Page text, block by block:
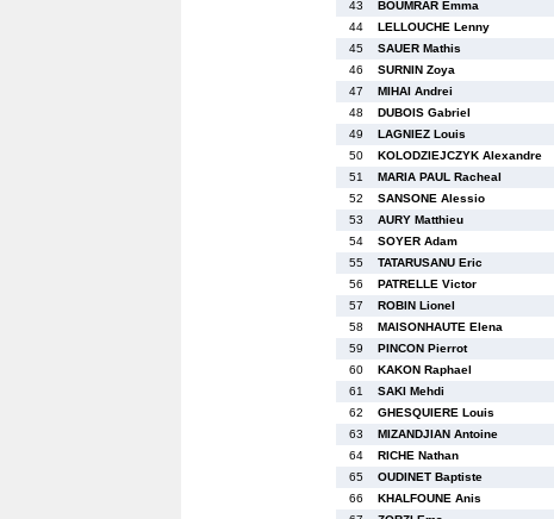
43
BOUMRAR Emma
44
LELLOUCHE Lenny
45
SAUER Mathis
46
SURNIN Zoya
47
MIHAI Andrei
48
DUBOIS Gabriel
49
LAGNIEZ Louis
50
KOLODZIEJCZYK Alexandre
51
MARIA PAUL Racheal
52
SANSONE Alessio
53
AURY Matthieu
54
SOYER Adam
55
TATARUSANU Eric
56
PATRELLE Victor
57
ROBIN Lionel
58
MAISONHAUTE Elena
59
PINCON Pierrot
60
KAKON Raphael
61
SAKI Mehdi
62
GHESQUIERE Louis
63
MIZANDJIAN Antoine
64
RICHE Nathan
65
OUDINET Baptiste
66
KHALFOUNE Anis